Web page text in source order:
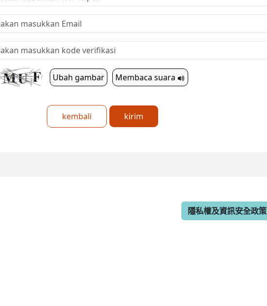
Ubah gambar Membaca suara
kembali kirim
隱私權及資訊安全政策